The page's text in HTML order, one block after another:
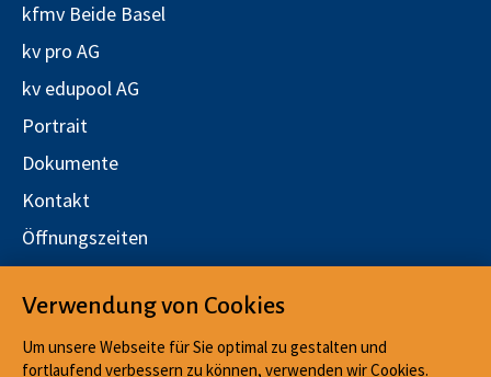
kfmv Beide Basel
kv pro AG
kv edupool AG
Portrait
Dokumente
Kontakt
Öffnungszeiten
Stellen
Qualitätsmanagement
Verwendung von Cookies
Um unsere Webseite für Sie optimal zu gestalten und
fortlaufend verbessern zu können, verwenden wir Cookies.